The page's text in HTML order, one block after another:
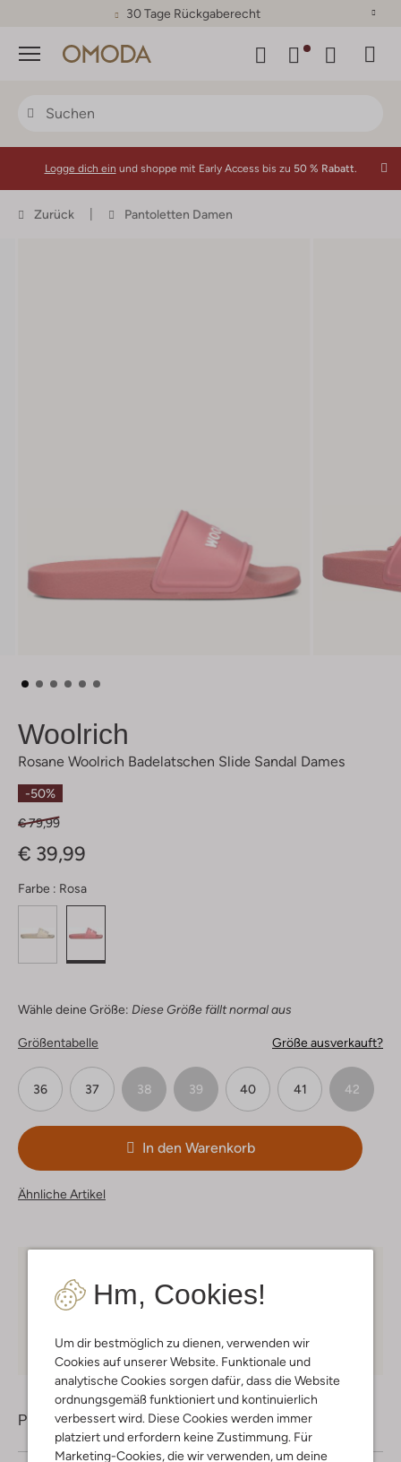
30 Tage Rückgaberecht
Menü
Hm, Cookies!
Um dir bestmöglich zu dienen, verwenden wir
Cookies auf unserer Website. Funktionale und
analytische Cookies sorgen dafür, dass die Website
ordnungsgemäß funktioniert und kontinuierlich
verbessert wird. Diese Cookies werden immer
platziert und erfordern keine Zustimmung. Für
Marketing-Cookies, die wir verwenden, um deine
Logge dich ein und shoppe mit Early Access bis zu 50 % Rabatt.
Zurück Pantoletten Damen
Woolrich
Rosane Woolrich Badelatschen Slide Sandal Dames
-50%
€ 79,99
€ 39,99
Farbe : Rosa
Wähle deine Größe: Diese Größe fällt normal aus
Größentabelle Größe ausverkauft?
36 37 38 39 40 41 42
In den Warenkorb
Ähnliche Artikel
Kostenloser Versand
Mitglieder in Deutschland
Produktinformation